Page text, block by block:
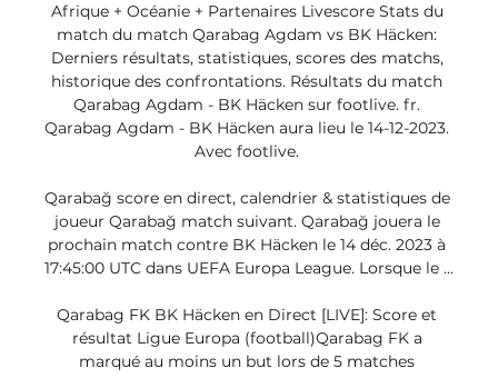
Afrique + Océanie + Partenaires Livescore Stats du
match du match Qarabag Agdam vs BK Häcken:
Derniers résultats, statistiques, scores des matchs,
historique des confrontations. Résultats du match
Qarabag Agdam - BK Häcken sur footlive. fr.
Qarabag Agdam - BK Häcken aura lieu le 14-12-2023.
Avec footlive.
Qarabağ score en direct, calendrier & statistiques de
joueur Qarabağ match suivant. Qarabağ jouera le
prochain match contre BK Häcken le 14 déc. 2023 à
17:45:00 UTC dans UEFA Europa League. Lorsque le ...
Qarabag FK BK Häcken en Direct [LIVE]: Score et
résultat Ligue Europa (football)Qarabag FK a
marqué au moins un but lors de 5 matches